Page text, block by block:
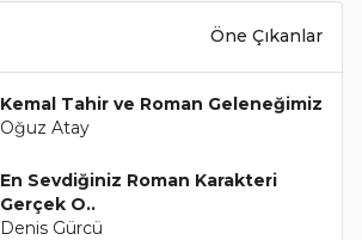
Öne Çıkanlar
Kemal Tahir ve Roman Geleneğimiz
Oğuz Atay
En Sevdiğiniz Roman Karakteri
Gerçek O..
Denis Gürcü